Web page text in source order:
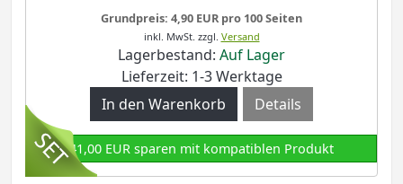
Grundpreis: 4,90 EUR pro 100 Seiten
inkl. MwSt. zzgl. Versand
Lagerbestand: Auf Lager
Lieferzeit: 1-3 Werktage
Details
41,00 EUR sparen mit kompatiblen Produkt